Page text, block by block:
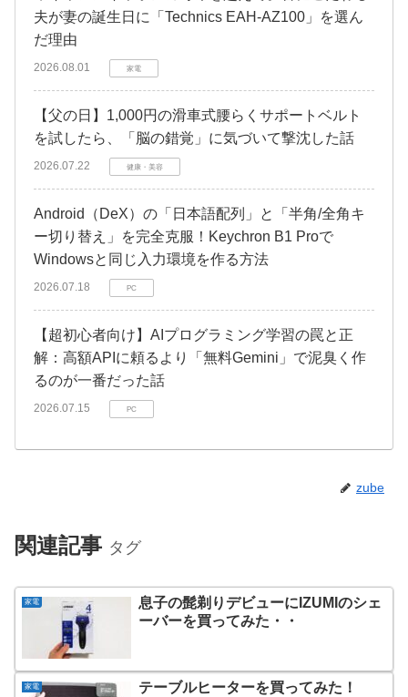
夫が妻の誕生日に「Technics EAH-AZ100」を選ん
だ理由
2026.08.01 家電
​【父の日】1,000円の滑車式腰らくサポートベルト
を試したら、「脳の錯覚」に気づいて撃沈した話
2026.07.22 健康・美容
Android（DeX）の「日本語配列」と「半角/全角キ
ー切り替え」を完全克服！Keychron B1 Proで
Windowsと同じ入力環境を作る方法
2026.07.18 PC
【超初心者向け】AIプログラミング学習の罠と正
解：高額APIに頼るより「無料Gemini」で泥臭く作
るのが一番だった話
2026.07.15 PC
zube
関連記事 タグ
家電
息子の髭剃りデビューにIZUMIのシェ
ーバーを買ってみた・・
家電 テーブルヒーターを買ってみた！